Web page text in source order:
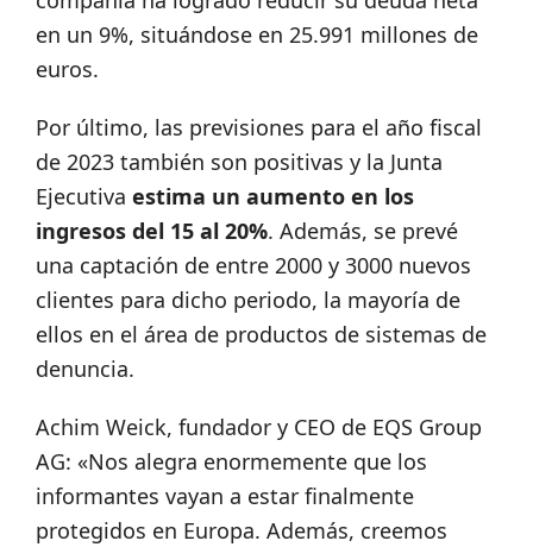
en un 9%, situándose en 25.991 millones de
euros.
Por último, las previsiones para el año fiscal
de 2023 también son positivas y la Junta
Ejecutiva estima un aumento en los
ingresos del 15 al 20%. Además, se prevé
una captación de entre 2000 y 3000 nuevos
clientes para dicho periodo, la mayoría de
ellos en el área de productos de sistemas de
denuncia.
Achim Weick, fundador y CEO de EQS Group
AG: «Nos alegra enormemente que los
informantes vayan a estar finalmente
protegidos en Europa. Además, creemos